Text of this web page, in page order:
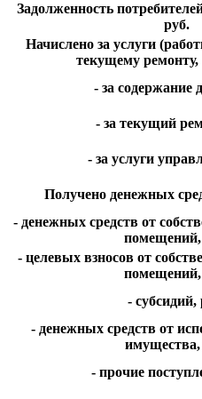
Задолженность
руб.
Начислено за услуги
текущему ремонту,
- за содержание
- за текущий
- за услуги
Получено денежных
- денежных средств от
помещений,
- целевых взносов от
помещений,
- субсидий,
- денежных средств от
имущества,
- прочие